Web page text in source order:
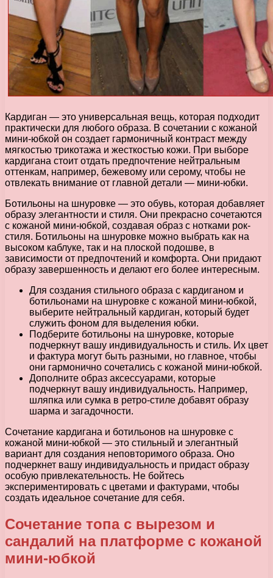
Кардиган — это универсальная вещь, которая подходит
практически для любого образа. В сочетании с кожаной
мини-юбкой он создает гармоничный контраст между
мягкостью трикотажа и жесткостью кожи. При выборе
кардигана стоит отдать предпочтение нейтральным
оттенкам, например, бежевому или серому, чтобы не
отвлекать внимание от главной детали — мини-юбки.
Ботильоны на шнуровке — это обувь, которая добавляет
образу элегантности и стиля. Они прекрасно сочетаются
с кожаной мини-юбкой, создавая образ с нотками рок-
стиля. Ботильоны на шнуровке можно выбрать как на
высоком каблуке, так и на плоской подошве, в
зависимости от предпочтений и комфорта. Они придают
образу завершенность и делают его более интересным.
Для создания стильного образа с кардиганом и
ботильонами на шнуровке с кожаной мини-юбкой,
выберите нейтральный кардиган, который будет
служить фоном для выделения юбки.
Подберите ботильоны на шнуровке, которые
подчеркнут вашу индивидуальность и стиль. Их цвет
и фактура могут быть разными, но главное, чтобы
они гармонично сочетались с кожаной мини-юбкой.
Дополните образ аксессуарами, которые
подчеркнут вашу индивидуальность. Например,
шляпка или сумка в ретро-стиле добавят образу
шарма и загадочности.
Сочетание кардигана и ботильонов на шнуровке с
кожаной мини-юбкой — это стильный и элегантный
вариант для создания неповторимого образа. Оно
подчеркнет вашу индивидуальность и придаст образу
особую привлекательность. Не бойтесь
экспериментировать с цветами и фактурами, чтобы
создать идеальное сочетание для себя.
Сочетание топа с вырезом и
сандалий на платформе с кожаной
мини-юбкой